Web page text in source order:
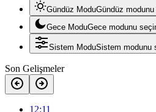
Gündüz ModuGündüz
Gece ModuGece modunu
Sistem ModuSistem modunu
Son Gelişmeler
12:11